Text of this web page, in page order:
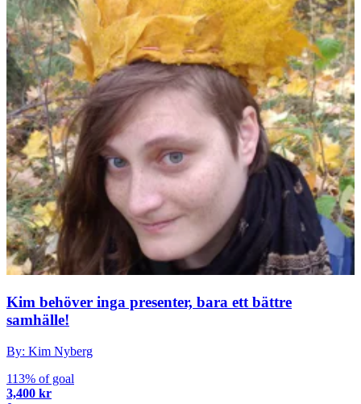
Kim behöver inga presenter, bara ett bättre
samhälle!
By: Kim Nyberg
113% of goal
3,400 kr